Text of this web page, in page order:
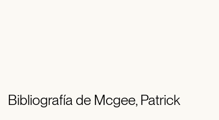
Bibliografía de Mcgee, Patrick